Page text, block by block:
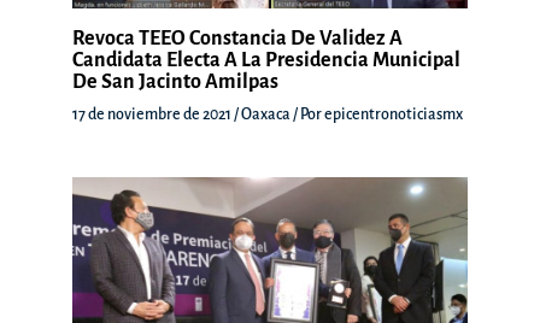
Revoca TEEO Constancia De Validez A
Candidata Electa A La Presidencia Municipal
De San Jacinto Amilpas
17 de noviembre de 2021 /Oaxaca / Porepicentronoticiasmx